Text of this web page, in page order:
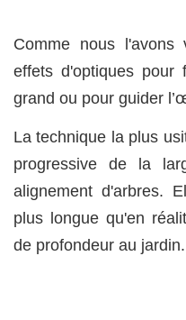
Comme nous
effets d'optiques pour
grand ou pour guider
La technique la plus
progressive de la
alignement d'arbres.
plus longue qu'en
de profondeur au jardin.